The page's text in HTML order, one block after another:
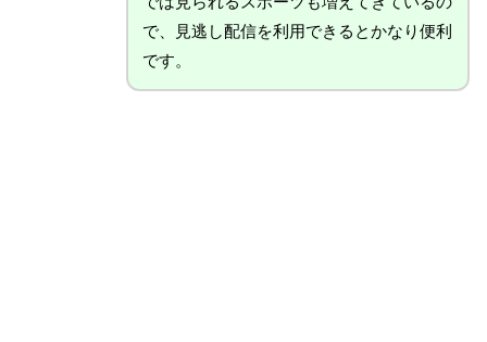
で、見逃し配信を利用できるとかなり便利
です。